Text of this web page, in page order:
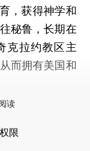
，获得神学和
秘鲁，长期在
克拉约教区主
而拥有美国和
读
限